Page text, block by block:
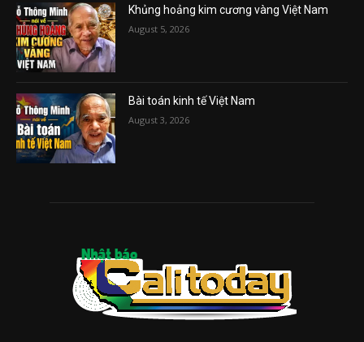
Khủng hoảng kim cương vàng Việt Nam
August 5, 2026
Bài toán kinh tế Việt Nam
August 3, 2026